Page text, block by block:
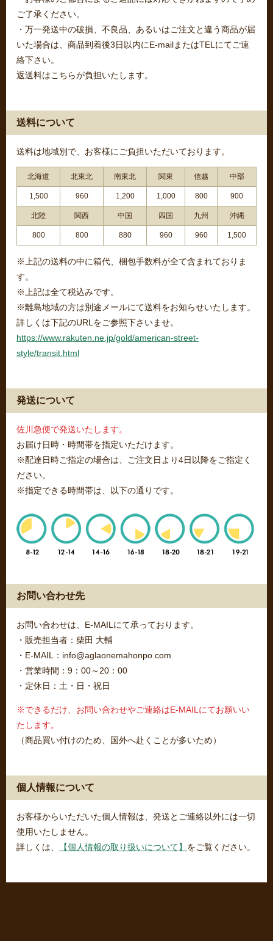
ご了承ください。
・万一発送中の破損、不良品、あるいはご注文と違う商品が届
いた場合は、商品到着後3日以内にE-mailまたはTELにてご連
絡下さい。
返送料はこちらが負担いたします。
送料について
送料は地域別で、お客様にご負担いただいております。
北海道 北東北 南東北 関東 信越 中部
1,500 960 1,200 1,000 800 900
北陸 関西 中国 四国 九州 沖縄
800 800 880 960 960 1,500
※上記の送料の中に箱代、梱包手数料が全て含まれておりま
す。
※上記は全て税込みです。
※離島地域の方は別途メールにて送料をお知らせいたします。
詳しくは下記のURLをご参照下さいませ。
https://www.rakuten.ne.jp/gold/american-street-
style/transit.html
発送について
佐川急便で発送いたします。
お届け日時・時間帯を指定いただけます。
※配達日時ご指定の場合は、ご注文日より4日以降をご指定く
ださい。
※指定できる時間帯は、以下の通りです。
お問い合わせ先
お問い合わせは、E-MAILにて承っております。
・販売担当者：柴田 大輔
・E-MAIL：info@aglaonemahonpo.com
・営業時間：9：00～20：00
・定休日：土・日・祝日
※できるだけ、お問い合わせやご連絡はE-MAILにてお願いい
たします。
（商品買い付けのため、国外へ赴くことが多いため）
個人情報について
お客様からいただいた個人情報は、発送とご連絡以外には一切
使用いたしません。
詳しくは、
【個人情報の取り扱いについて】 をご覧ください。